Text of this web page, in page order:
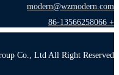
modern@wzmodern.com
+ 86-13566258066
Co., Ltd All Right Reserved